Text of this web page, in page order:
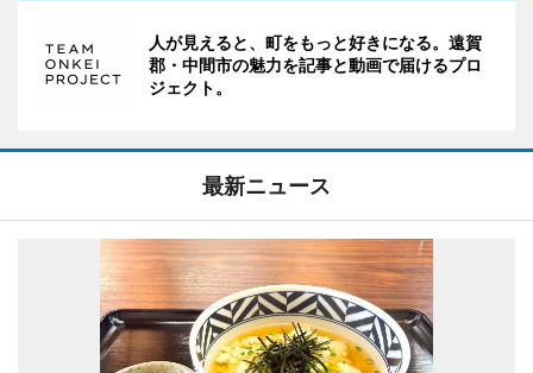
人が見えると、町をもっと好きになる。遠賀
郡・中間市の魅力を記事と動画で届けるプロ
ジェクト。
最新ニュース